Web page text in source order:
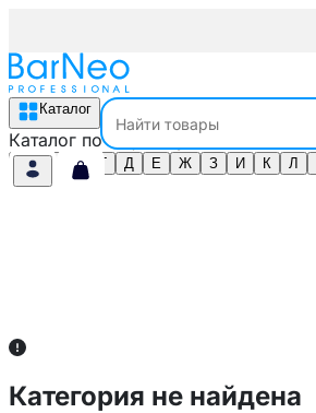
Каталог
Каталог по алфавиту
Б В Г Д Е Ж З И К Л
Категория не найдена